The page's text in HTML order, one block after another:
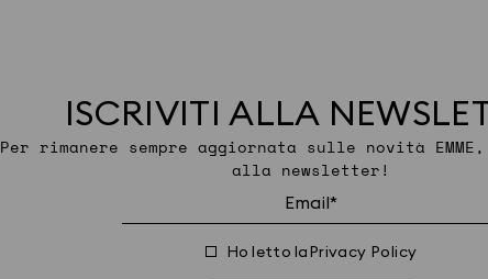
ISCRIVITI ALLA
Per rimanere sempre aggiornata sulle novità
alla newsletter!
Ho letto laPrivacy Policy